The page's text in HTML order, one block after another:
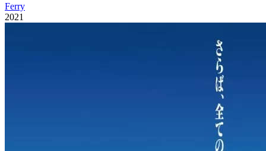
Ferry
2021